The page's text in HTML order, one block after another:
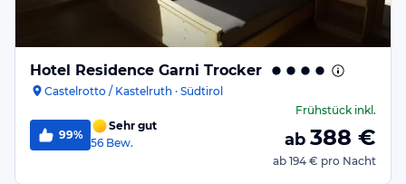
Hotel Residence Garni Trocker
Castelrotto / Kastelruth · Südtirol
99%
Sehr gut
56 Bew.
Frühstückinkl.
ab 388 €
ab 194 € pro Nacht